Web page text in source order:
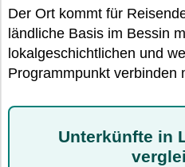
Der Ort kommt für
ländliche Basis im Bessin
lokalgeschichtlichen und
Programmpunkt verbinden
Unterkünfte in